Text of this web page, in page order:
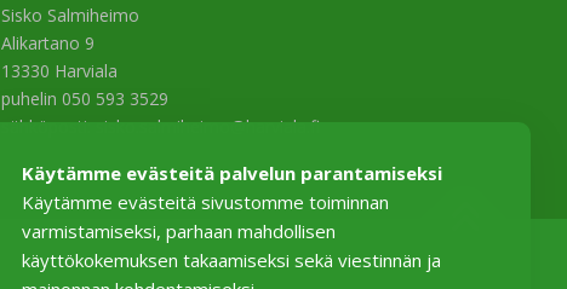
Sisko Salmiheimo
Alikartano 9
13330 Harviala
puhelin 050 593 3529
sähköposti: sisko.salmiheimo@harviala.fi
Käytämme evästeitä palvelun parantamiseksi
Käytämme evästeitä sivustomme toiminnan
varmistamiseksi, parhaan mahdollisen
käyttökokemuksen takaamiseksi sekä viestinnän ja